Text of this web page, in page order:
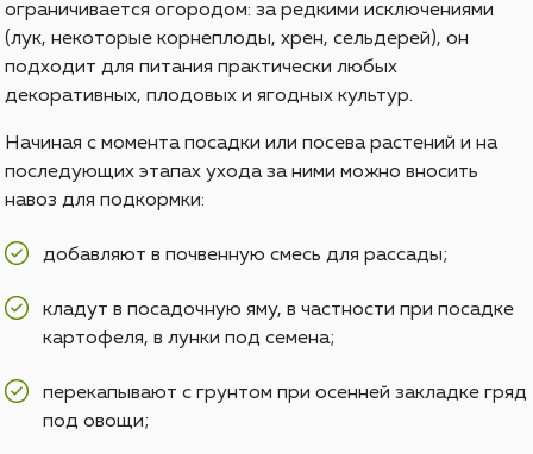
ограничивается огородом: за редкими исключениями
(лук, некоторые корнеплоды, хрен, сельдерей), он
подходит для питания практически любых
декоративных, плодовых и ягодных культур.
Начиная с момента посадки или посева растений и на
последующих этапах ухода за ними можно вносить
навоз для подкормки:
добавляют в почвенную смесь для рассады;
кладут в посадочную яму, в частности при посадке
картофеля, в лунки под семена;
перекапывают с грунтом при осенней закладке гряд
под овощи;